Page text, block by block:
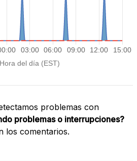
problemas con
problemas o interrupciones?
los comentarios.